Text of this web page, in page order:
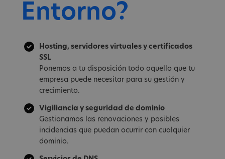
Entorno?
Hosting, servidores virtuales y certificados
SSL
Ponemos a tu disposición todo aquello que tu
empresa puede necesitar para su gestión y
crecimiento.
Vigiliancia y seguridad de dominio
Gestionamos las renovaciones y posibles
incidencias que puedan ocurrir con cualquier
dominio.